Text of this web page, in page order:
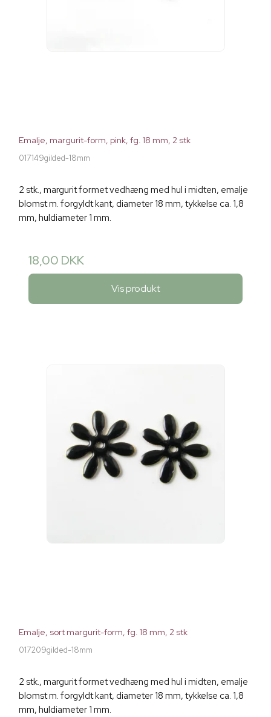
Emalje, margurit-form, pink, fg. 18 mm, 2 stk
017149gilded-18mm
2 stk., margurit formet vedhæng med hul i midten, emalje
blomst m. forgyldt kant, diameter 18 mm, tykkelse ca. 1,8
mm, huldiameter 1 mm.
18,00 DKK
Vis produkt
Emalje, sort margurit-form, fg. 18 mm, 2 stk
017209gilded-18mm
2 stk., margurit formet vedhæng med hul i midten, emalje
blomst m. forgyldt kant, diameter 18 mm, tykkelse ca. 1,8
mm, huldiameter 1 mm.